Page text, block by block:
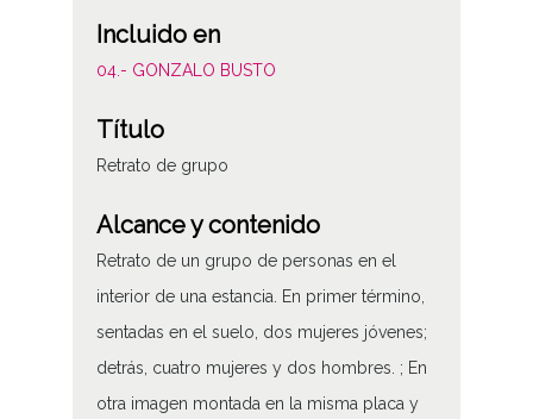
Incluido en
04.- GONZALO BUSTO
Título
Retrato de grupo
Alcance y contenido
Retrato de un grupo de personas en el
interior de una estancia. En primer término,
sentadas en el suelo, dos mujeres jóvenes;
detrás, cuatro mujeres y dos hombres. ; En
otra imagen montada en la misma placa y